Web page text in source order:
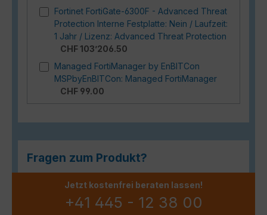
Fortinet FortiGate-6300F - Advanced Threat
Protection Interne Festplatte: Nein / Laufzeit:
1 Jahr / Lizenz: Advanced Threat Protection
CHF 103’206.50
Managed FortiManager by EnBITCon
MSPbyEnBITCon: Managed FortiManager
CHF 99.00
Fragen zum Produkt?
Jetzt kostenfrei beraten lassen!
+41 445 - 12 38 00